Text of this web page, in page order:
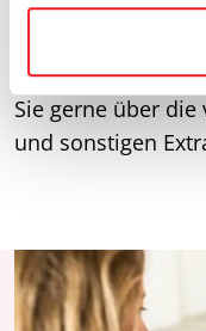
und
machen wollen
und Freunden
Sie gerne über
und sonstigen